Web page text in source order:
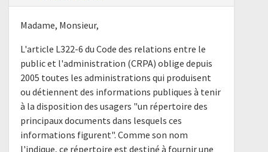
Madame, Monsieur,
L'article L322-6 du Code des relations entre le
public et l'administration (CRPA) oblige depuis
2005 toutes les administrations qui produisent
ou détiennent des informations publiques à tenir
à la disposition des usagers "un répertoire des
principaux documents dans lesquels ces
informations figurent". Comme son nom
l'indique, ce répertoire est destiné à fournir une